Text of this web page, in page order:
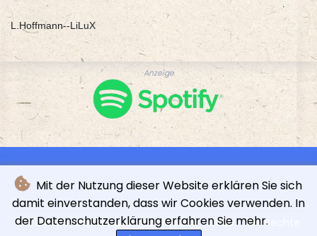
Mit der Nutzung dieser Website erklären Sie sich
damit einverstanden, dass wir Cookies verwenden. In
der Datenschutzerklärung erfahren Sie mehr.
L.Hoffmann--LiLuX
Anzeige
© L'indépendance Luxembourgeoise - 2026 - Alle Rechte